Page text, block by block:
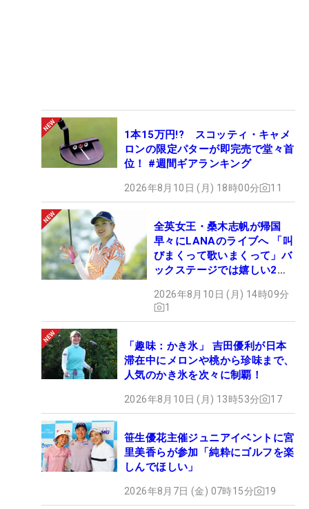
1本15万円!? スコッティ・キャメ
ロンの限定パターが即完売で堂々首
位！ #週間ギアランキング
2026年8月10日 (月) 18時00分 11
全英女王・桑木志帆が帰国
早々にLANAのライブへ 「叫
びまくって歌いまくって」バ
ックステージでは嬉しい2シ
2026年8月10日 (月) 14時09分
1
「趣味：かき氷」 吉田優利が日本
滞在中にメロンや桃から珍味まで、
人気のかき氷を次々に制覇！
2026年8月10日 (月) 13時53分 17
笹生優花主催ジュニアイベントに宮
里美香らが参加「純粋にゴルフを楽
しんでほしい」
2026年8月7日 (金) 07時15分 19